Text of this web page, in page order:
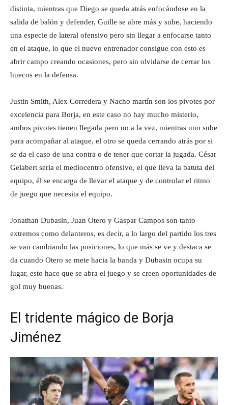
distinta, mientras que Diego se queda atrás enfocándose en la
salida de balón y defender, Guille se abre más y sube, haciendo
una especie de lateral ofensivo pero sin llegar a enfocarse tanto
en el ataque, lo que el nuevo entrenador consigue con esto es
abrir campo creando ocasiones, pero sin olvidarse de cerrar los
huecos en la defensa.
Justin Smith, Alex Corredera y Nacho martín son los pivotes por
excelencia para Borja, en este caso no hay mucho misterio,
ambos pivotes tienen llegada pero no a la vez, mientras uno sube
para acompañar al ataque, el otro se queda cerrando atrás por si
se da el caso de una contra o de tener que cortar la jugada. César
Gelabert seria el mediocentro ofensivo, el que lleva la batuta del
equipo, él se encarga de llevar el ataque y de controlar el ritmo
de juego que necesita el equipo.
Jonathan Dubasin, Juan Otero y Gaspar Campos son tanto
extremos como delanteros, es decir, a lo largo del partido los tres
se van cambiando las posiciones, lo que más se ve y destaca se
da cuando Otero se mete hacia la banda y Dubasin ocupa su
lugar, esto hace que se abra el juego y se creen oportunidades de
gol muy buenas.
El tridente mágico de Borja
Jiménez